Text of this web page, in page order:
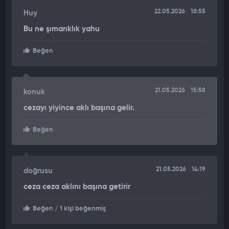
Huy 22.05.2026 18:55
Bu ne şımarıklık yahu
Beğen
konuk 21.05.2026 15:58
cezayı yiyince aklı başına gelir.
Beğen
doğrusu 21.05.2026 14:19
ceza ceza aklını başına getirir
Beğen / 1 kişi beğenmiş